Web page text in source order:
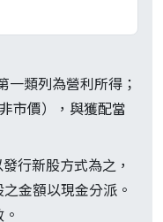
類列為營利所得；
市價），與獲配當
行新股方式為之，
金額以現金分派。